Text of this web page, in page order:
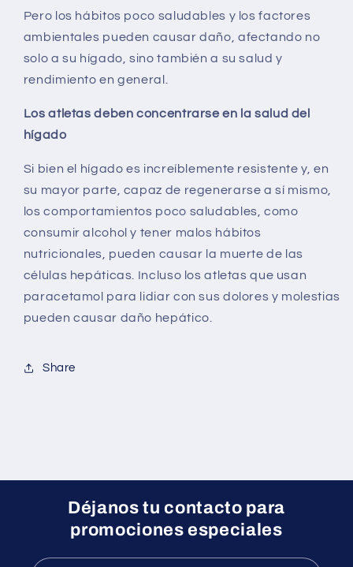
Pero los hábitos poco saludables y los factores
ambientales pueden causar daño, afectando no
solo a su hígado, sino también a su salud y
rendimiento en general.
Los atletas deben concentrarse en la salud del
hígado
Si bien el hígado es increíblemente resistente y, en
su mayor parte, capaz de regenerarse a sí mismo,
los comportamientos poco saludables, como
consumir alcohol y tener malos hábitos
nutricionales, pueden causar la muerte de las
células hepáticas. Incluso los atletas que usan
paracetamol para lidiar con sus dolores y molestias
pueden causar daño hepático.
Share
Déjanos tu contacto para
promociones especiales